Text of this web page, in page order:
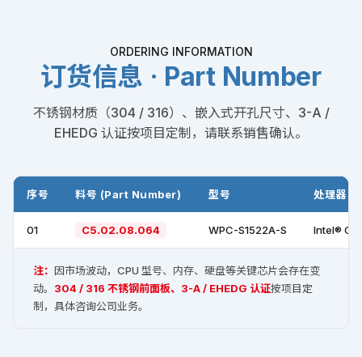
ORDERING INFORMATION
订货信息 · Part Number
不锈钢材质（304 / 316）、嵌入式开孔尺寸、3-A /
EHEDG 认证按项目定制，请联系销售确认。
序号 料号 (Part Number) 型号 处理器 +
01 C5.02.08.064 WPC-S1522A-S Intel®
注： 因市场波动，CPU 型号、内存、硬盘等关键芯片会存在变
动。 304 / 316 不锈钢前面板、3-A / EHEDG 认证按项目定
制，具体咨询公司业务。